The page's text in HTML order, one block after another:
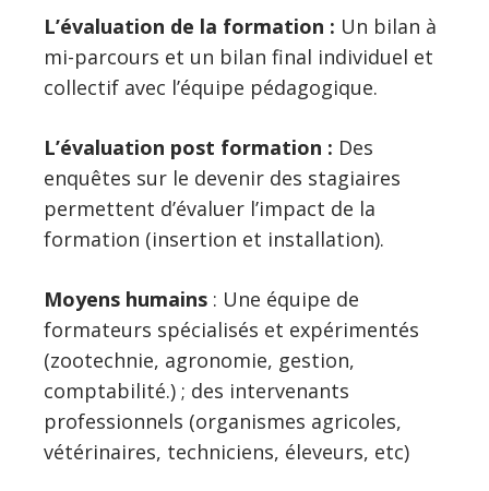
L’évaluation de la formation : Un bilan à
mi-parcours et un bilan final individuel et
collectif avec l’équipe pédagogique.
L’évaluation post formation : Des
enquêtes sur le devenir des stagiaires
permettent d’évaluer l’impact de la
formation (insertion et installation).
Moyens humains : Une équipe de
formateurs spécialisés et expérimentés
(zootechnie, agronomie, gestion,
comptabilité.) ; des intervenants
professionnels (organismes agricoles,
vétérinaires, techniciens, éleveurs, etc)